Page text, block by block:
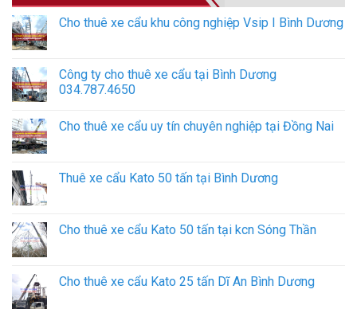
Cho thuê xe cẩu khu công nghiệp Vsip I Bình Dương
Công ty cho thuê xe cẩu tại Bình Dương
034.787.4650
Cho thuê xe cẩu uy tín chuyên nghiệp tại Đồng Nai
Thuê xe cẩu Kato 50 tấn tại Bình Dương
Cho thuê xe cẩu Kato 50 tấn tại kcn Sóng Thần
Cho thuê xe cẩu Kato 25 tấn Dĩ An Bình Dương